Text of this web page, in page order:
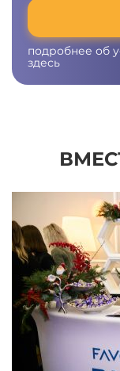
подробнее об
здесь